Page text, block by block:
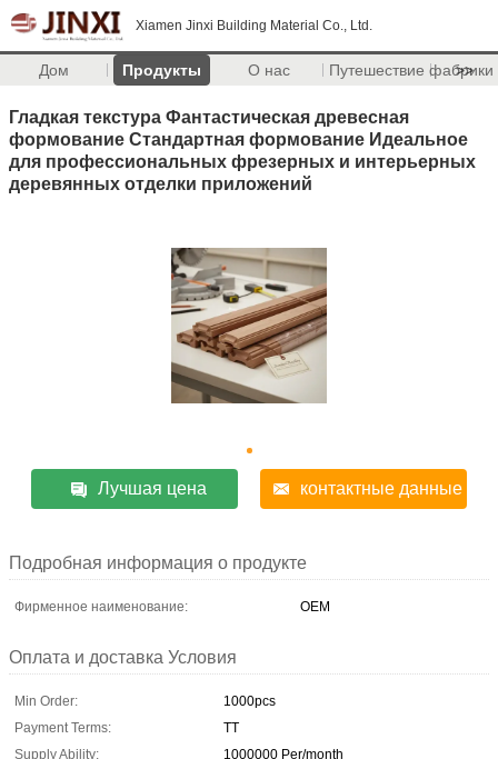
Xiamen Jinxi Building Material Co., Ltd.
Дом Продукты О нас Путешествие фабрики
>>
Гладкая текстура Фантастическая древесная
формование Стандартная формование Идеальное
для профессиональных фрезерных и интерьерных
деревянных отделки приложений
Лучшая цена контактные данные
Подробная информация о продукте
Фирменное наименование: OEM
Оплата и доставка Условия
Min Order:
1000pcs
Payment Terms:
TT
Supply Ability:
1000000 Per/month